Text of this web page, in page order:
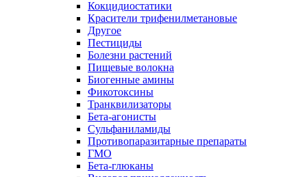
Кокцидиостатики
Красители трифенилметановые
Другое
Пестициды
Болезни растений
Пищевые волокна
Биогенные амины
Фикотоксины
Транквилизаторы
Бета-агонисты
Сульфаниламиды
Противопаразитарные препараты
ГМО
Бета-глюканы